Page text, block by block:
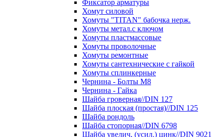
Фиксатор арматуры
Хомут силовой
Хомуты "TITAN" бабочка нерж.
Хомуты метал.с ключом
Хомуты пластмассовые
Хомуты проволочные
Хомуты ремонтные
Хомуты сантехнические с гайкой
Хомуты сплинкерные
Чернина - Болты М8
Чернина - Гайка
Шайба гроверная//DIN 127
Шайба плоская (простая)//DIN 125
Шайба рондоль
Шайба стопорная//DIN 6798
Шайба увелич, (усил.) цинк//DIN 9021